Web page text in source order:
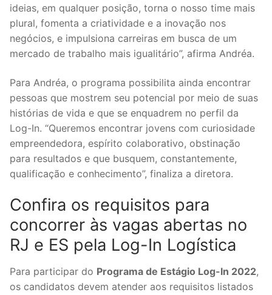
ideias, em qualquer posição, torna o nosso time mais
plural, fomenta a criatividade e a inovação nos
negócios, e impulsiona carreiras em busca de um
mercado de trabalho mais igualitário”, afirma Andréa.
Para Andréa, o programa possibilita ainda encontrar
pessoas que mostrem seu potencial por meio de suas
histórias de vida e que se enquadrem no perfil da
Log-In. “Queremos encontrar jovens com curiosidade
empreendedora, espírito colaborativo, obstinação
para resultados e que busquem, constantemente,
qualificação e conhecimento”, finaliza a diretora.
Confira os requisitos para
concorrer às vagas abertas no
RJ e ES pela Log-In Logística
Para participar do Programa de Estágio Log-In 2022,
os candidatos devem atender aos requisitos listados